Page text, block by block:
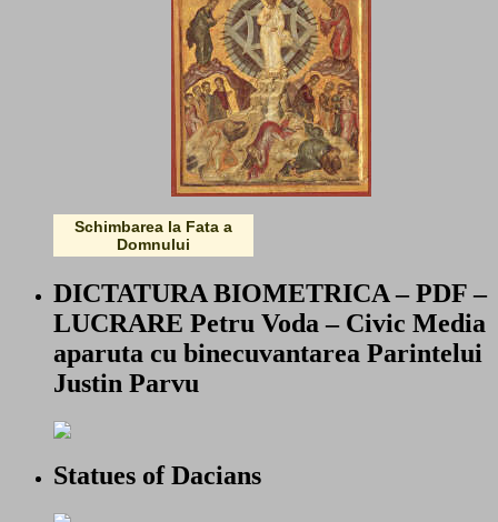
Schimbarea la Fata a
Domnului
DICTATURA BIOMETRICA – PDF –
LUCRARE Petru Voda – Civic Media
aparuta cu binecuvantarea Parintelui
Justin Parvu
Statues of Dacians